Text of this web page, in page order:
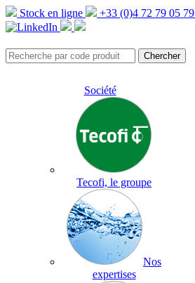
Stock en ligne +33 (0)4 72 79 05 79
Société
Tecofi, le groupe
Nos
expertises